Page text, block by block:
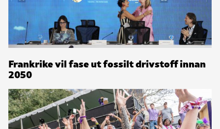
Frankrike vil fase ut fossilt drivstoff innan
2050